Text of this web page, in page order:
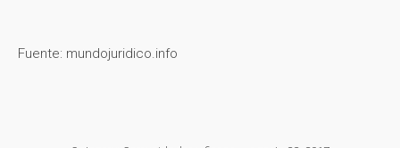
Fuente: mundojuridico.info